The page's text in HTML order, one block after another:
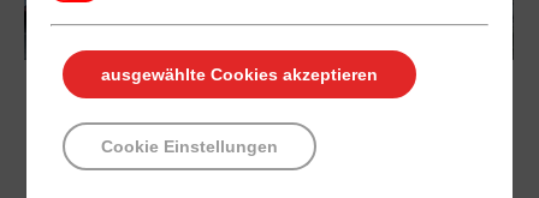
EDEKA Königstraße 49
Berlin Byadmin Juli 19, 2022
ausgewählte Cookies akzeptieren
Cookie Einstellungen